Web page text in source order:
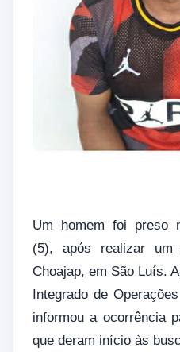
Um homem foi preso
(5), após realizar
Choajap, em São Luís.
Integrado de
informou a ocorrência
que deram início às